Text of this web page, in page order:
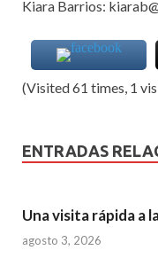
Kiara Barrios:
(Visited 61 times, 1
ENTRADAS
Una visita rápida a
agosto 3, 2026